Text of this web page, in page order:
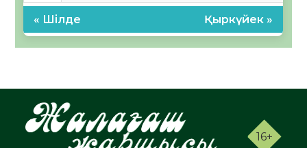
« Шілде Қыркүйек »
16+